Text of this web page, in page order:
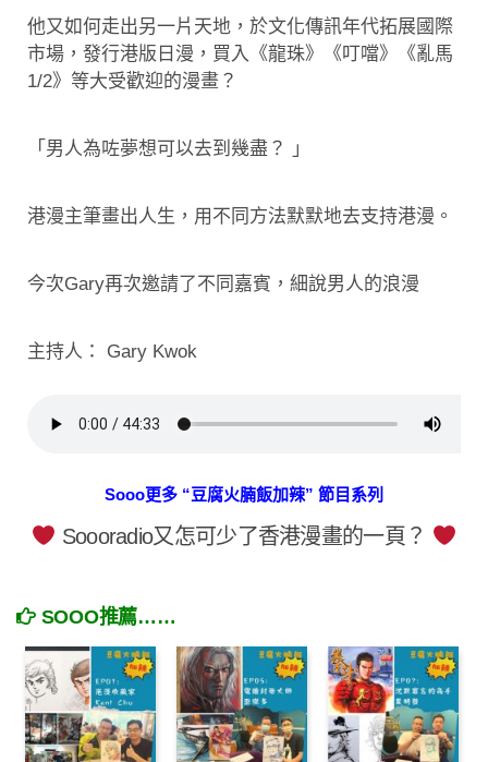
他又如何走出另一片天地，於文化傳訊年代拓展國際
市場，發行港版日漫，買入《龍珠》《叮噹》《亂馬
1/2》等大受歡迎的漫畫？
「男人為咗夢想可以去到幾盡？ 」
港漫主筆畫出人生，用不同方法默默地去支持港漫。
今次Gary再次邀請了不同嘉賓，細說男人的浪漫
主持人： Gary Kwok
Sooo更多 “豆腐火腩飯加辣” 節目系列
Soooradio又怎可少了香港漫畫的一頁？
SOOO推薦……